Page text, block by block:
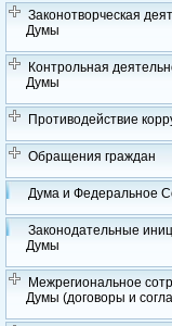
Законотворческая
Думы
Контрольная
Думы
Противодействие
Обращения граждан
Дума и Федеральное
Законодательные
Думы
Межрегиональное
Думы (договоры и